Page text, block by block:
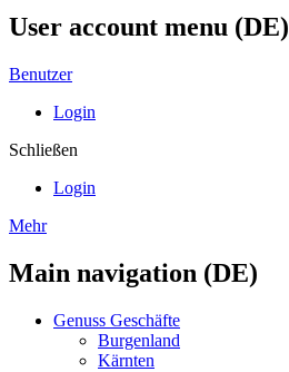
User account menu (DE)
Benutzer
Login
Schließen
Login
Mehr
Main navigation (DE)
Genuss Geschäfte
Burgenland
Kärnten